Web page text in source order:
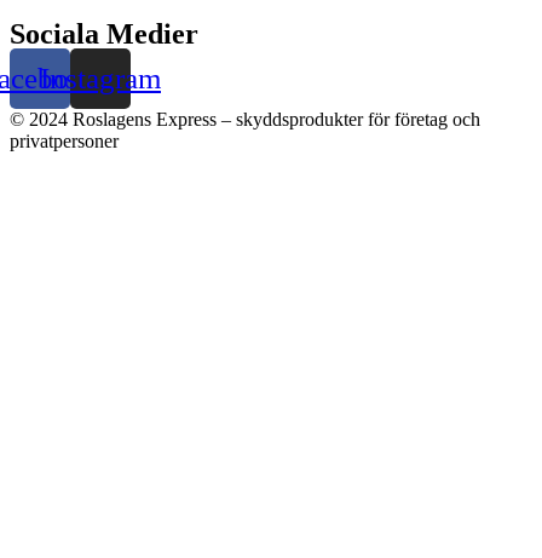
Sociala Medier
Instagram
© 2024 Roslagens Express – skyddsprodukter för företag och
privatpersoner